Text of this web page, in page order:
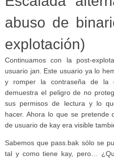
abuso de
explotación)
Continuamos con la post-
usuario jan. Este usuario ya lo
y romper la contraseña de la
demuestra el peligro de no
sus permisos de lectura y lo
hacer. Ahora lo que se pretende
de usuario de kay era visible
Sabemos que pass.bak sólo se
tal y como tiene kay, pero…